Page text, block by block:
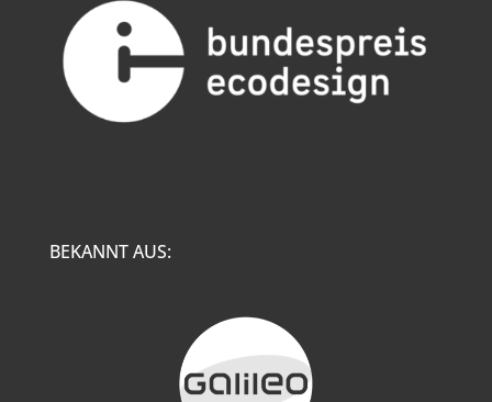
BEKANNT AUS: